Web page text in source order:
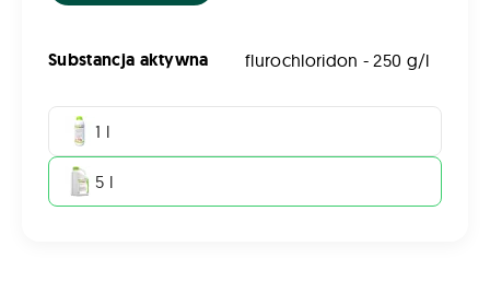
Substancja aktywna flurochloridon - 250 g/l
1 l
5 l